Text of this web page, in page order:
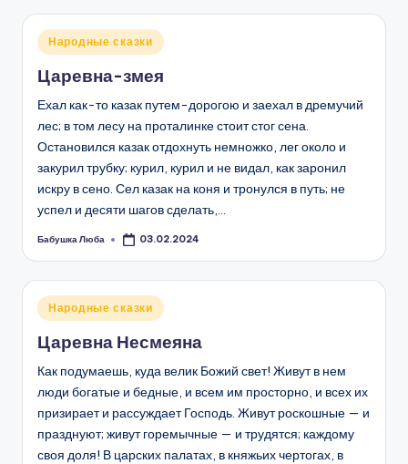
Опубликовано
Народные сказки
Царевна-змея
Ехал как-то казак путем-дорогою и заехал в дремучий
лес; в том лесу на проталинке стоит стог сена.
Остановился казак отдохнуть немножко, лег около и
закурил трубку; курил, курил и не видал, как заронил
искру в сено. Сел казак на коня и тронулся в путь; не
успел и десяти шагов сделать,…
Запись
Бабушка Люба 03.02.2024
Опубликовано
Народные сказки
Царевна Несмеяна
Как подумаешь, куда велик Божий свет! Живут в нем
люди богатые и бедные, и всем им просторно, и всех их
призирает и рассуждает Господь. Живут роскошные — и
празднуют; живут горемычные — и трудятся; каждому
своя доля! В царских палатах, в княжьих чертогах, в